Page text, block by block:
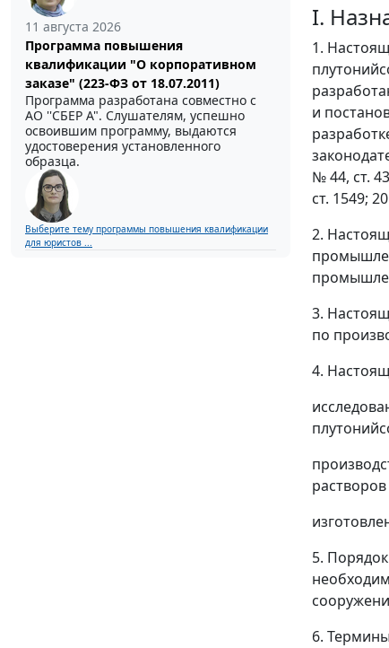
11 августа 2026
Программа повышения
квалификации "О корпоративном
заказе" (223-ФЗ от 18.07.2011)
Программа разработана совместно с
АО ''СБЕР А". Слушателям, успешно
освоившим программу, выдаются
удостоверения установленного
образца.
Выберите тему программы повышения квалификации
для юристов ...
I.
1.
и
№ 44, ст.
ст. 1549;
2.
3.
по
4.
5.
6.